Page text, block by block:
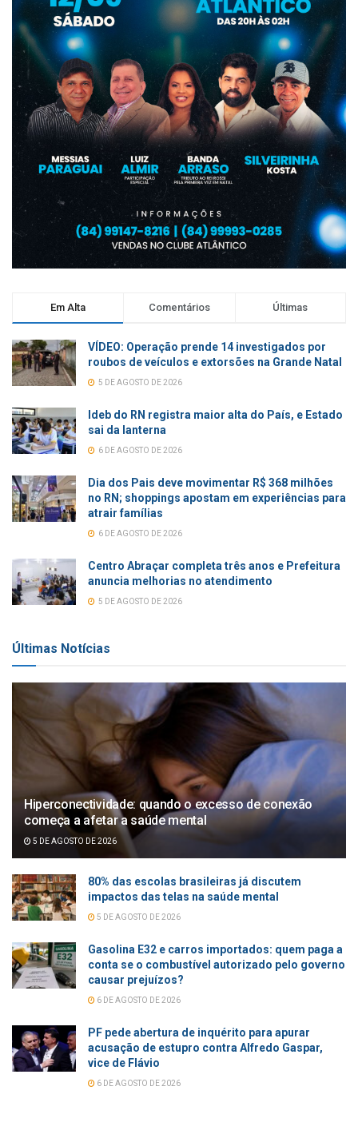
Em Alta Comentários Últimas
VÍDEO: Operação prende 14 investigados por
roubos de veículos e extorsões na Grande Natal
5 DE AGOSTO DE 2026
Ideb do RN registra maior alta do País, e Estado
sai da lanterna
6 DE AGOSTO DE 2026
Dia dos Pais deve movimentar R$ 368 milhões
no RN; shoppings apostam em experiências para
atrair famílias
6 DE AGOSTO DE 2026
Centro Abraçar completa três anos e Prefeitura
anuncia melhorias no atendimento
5 DE AGOSTO DE 2026
Últimas Notícias
Hiperconectividade: quando o excesso de conexão
começa a afetar a saúde mental
5 DE AGOSTO DE 2026
80% das escolas brasileiras já discutem
impactos das telas na saúde mental
5 DE AGOSTO DE 2026
Gasolina E32 e carros importados: quem paga a
conta se o combustível autorizado pelo governo
causar prejuízos?
6 DE AGOSTO DE 2026
PF pede abertura de inquérito para apurar
acusação de estupro contra Alfredo Gaspar,
vice de Flávio
6 DE AGOSTO DE 2026